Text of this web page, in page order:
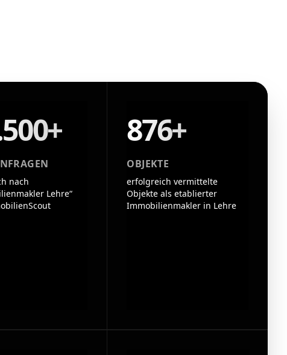
nach
Lehre“
876+
OBJEKTE
erfolgreich vermittelte
Objekte als etablierter
Immobilienmakler in Lehre